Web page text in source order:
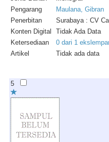
Pengarang
Maulana, Gibran
Penerbitan
Surabaya : CV
Konten Digital
Tidak Ada Data
Ketersediaan
0 dari 1
Artikel
Tidak ada data
5